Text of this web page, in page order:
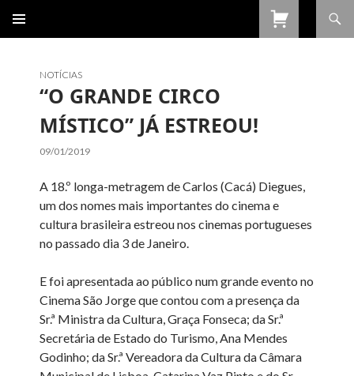
CONTEÚDO
NOTÍCIAS
“O GRANDE CIRCO
MÍSTICO” JÁ ESTREOU!
09/01/2019
A 18.º longa-metragem de Carlos (Cacá) Diegues,
um dos nomes mais importantes do cinema e
cultura brasileira estreou nos cinemas portugueses
no passado dia 3 de Janeiro.
E foi apresentada ao público num grande evento no
Cinema São Jorge que contou com a presença da
Sr.ª Ministra da Cultura, Graça Fonseca; da Sr.ª
Secretária de Estado do Turismo, Ana Mendes
Godinho; da Sr.ª Vereadora da Cultura da Câmara